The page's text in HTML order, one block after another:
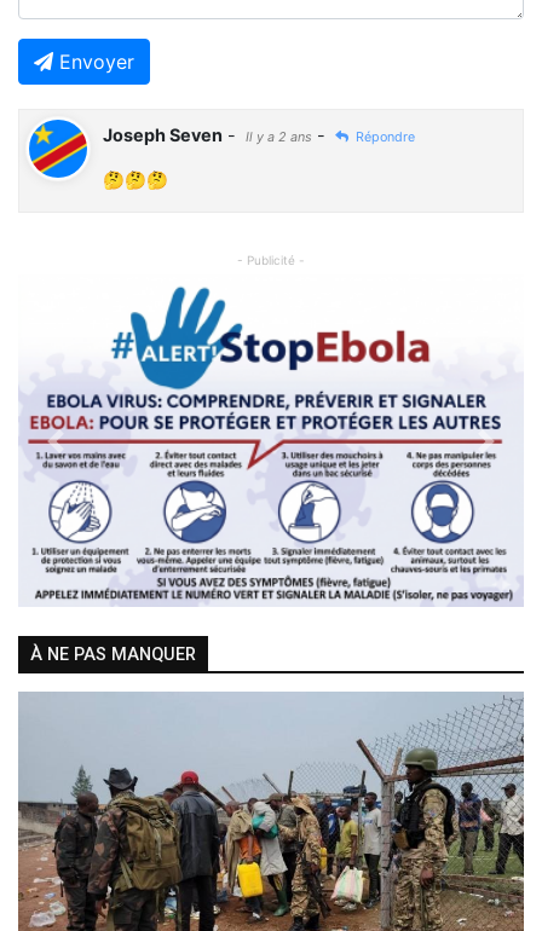
Envoyer
Joseph Seven - Il y a 2 ans - Répondre
🤔🤔🤔
- Publicité -
Previous Next
À NE PAS MANQUER